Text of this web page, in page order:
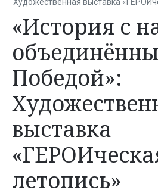
«История с
Победой»:
выставка
летопись»